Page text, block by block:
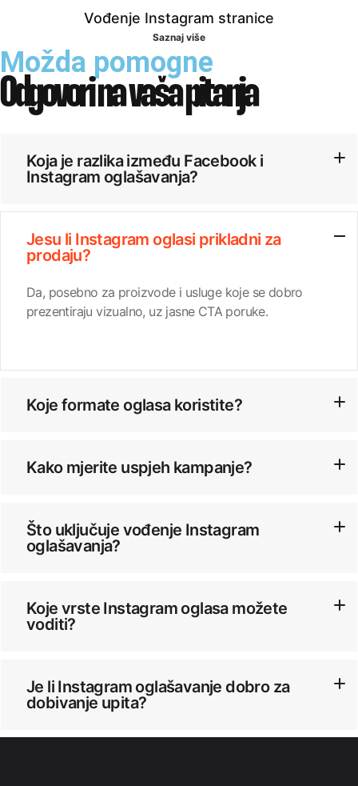
Vođenje Instagram stranice
Saznaj više
Možda pomogne
Odgovori navaša pitanja
Koja je razlika između Facebook i
Instagram oglašavanja?
Jesu li Instagram oglasi prikladni za
prodaju?
Da, posebno za proizvode i usluge koje se dobro
prezentiraju vizualno, uz jasne CTA poruke.
Koje formate oglasa koristite?
Kako mjerite uspjeh kampanje?
Što uključuje vođenje Instagram
oglašavanja?
Koje vrste Instagram oglasa možete
voditi?
Je li Instagram oglašavanje dobro za
dobivanje upita?